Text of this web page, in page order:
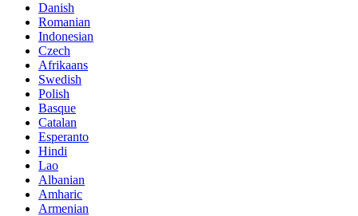
Danish
Romanian
Indonesian
Czech
Afrikaans
Swedish
Polish
Basque
Catalan
Esperanto
Hindi
Lao
Albanian
Amharic
Armenian